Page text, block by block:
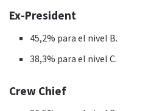
Ex-President
45,2% para el nivel B.
38,3% para el nivel C.
Crew Chief